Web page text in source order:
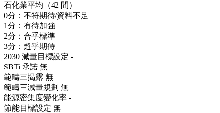
石化業平均（42 間）
0分：不符期待/資料不足
1分：有待加強
2分：合乎標準
3分：超乎期待
2030 減量目標設定 -
SBTi 承諾 無
範疇三揭露 無
範疇三減量規劃 無
能源密集度變化率 -
節能目標設定 無